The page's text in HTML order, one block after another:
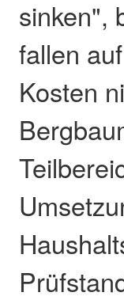
sinken",
fallen
Kosten